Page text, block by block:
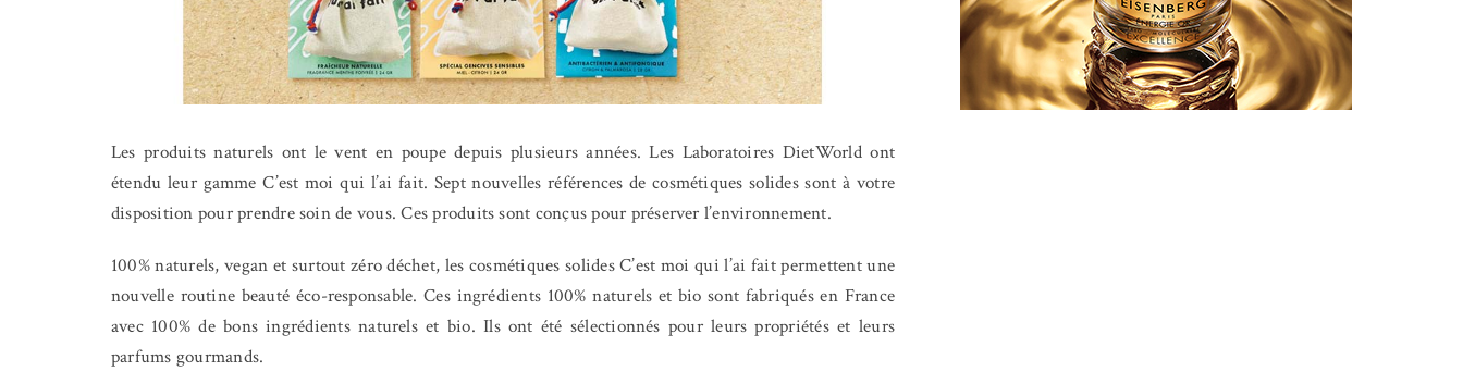
Les produits naturels ont le vent en poupe depuis plusieurs années. Les Laboratoires DietWorld ont
étendu leur gamme C’est moi qui l’ai fait. Sept nouvelles références de cosmétiques solides sont à votre
disposition pour prendre soin de vous. Ces produits sont conçus pour préserver l’environnement.
100% naturels, vegan et surtout zéro déchet, les cosmétiques solides C’est moi qui l’ai fait permettent une
nouvelle routine beauté éco-responsable. Ces ingrédients 100% naturels et bio sont fabriqués en France
avec 100% de bons ingrédients naturels et bio. Ils ont été sélectionnés pour leurs propriétés et leurs
parfums gourmands.